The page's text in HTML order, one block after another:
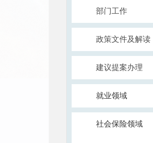
部门工作
政策文件及解读
建议提案办理
就业领域
社会保险领域